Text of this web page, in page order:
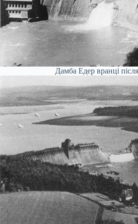
Дамба Едер вранці